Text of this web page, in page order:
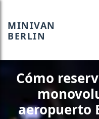
MINIVAN
BERLIN
Cómo
aeropuerto